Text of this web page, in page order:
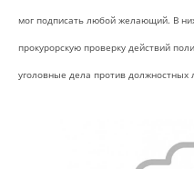
мог подписать любой желающий. В
прокурорскую проверку действий
уголовные дела против